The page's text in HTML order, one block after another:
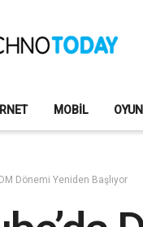
MOBIL OYUN
Dönemi Yeniden Başlıyor